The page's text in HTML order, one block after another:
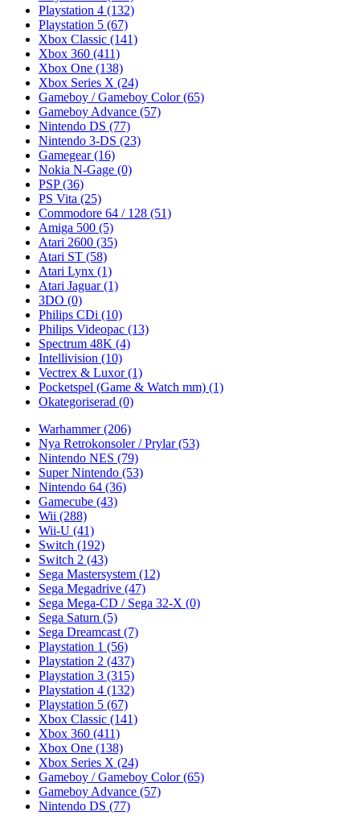
Playstation 4 (132)
Playstation 5 (67)
Xbox Classic (141)
Xbox 360 (411)
Xbox One (138)
Xbox Series X (24)
Gameboy / Gameboy Color(65)
Gameboy Advance (57)
Nintendo DS (77)
Nintendo 3-DS (23)
Gamegear(16)
Nokia N-Gage (0)
PSP(36)
PS Vita (25)
Commodore 64 / 128 (51)
Amiga 500 (5)
Atari 2600 (35)
Atari ST (58)
Atari Lynx (1)
Atari Jaguar(1)
3DO (0)
Philips CDi (10)
Philips Videopac (13)
Spectrum 48K (4)
Intellivision (10)
Vectrex & Luxor(1)
Pocketspel (Game & Watch mm) (1)
Okategoriserad (0)
Warhammer(206)
Nya Retrokonsoler / Prylar(53)
Nintendo NES (79)
Super Nintendo (53)
Nintendo 64 (36)
Gamecube (43)
Wii (288)
Wii-U (41)
Switch (192)
Switch 2 (43)
Sega Mastersystem (12)
Sega Megadrive (47)
Sega Mega-CD / Sega 32-X (0)
Sega Saturn (5)
Sega Dreamcast (7)
Playstation 1 (56)
Playstation 2 (437)
Playstation 3 (315)
Playstation 4 (132)
Playstation 5 (67)
Xbox Classic (141)
Xbox 360 (411)
Xbox One (138)
Xbox Series X (24)
Gameboy / Gameboy Color(65)
Gameboy Advance (57)
Nintendo DS (77)